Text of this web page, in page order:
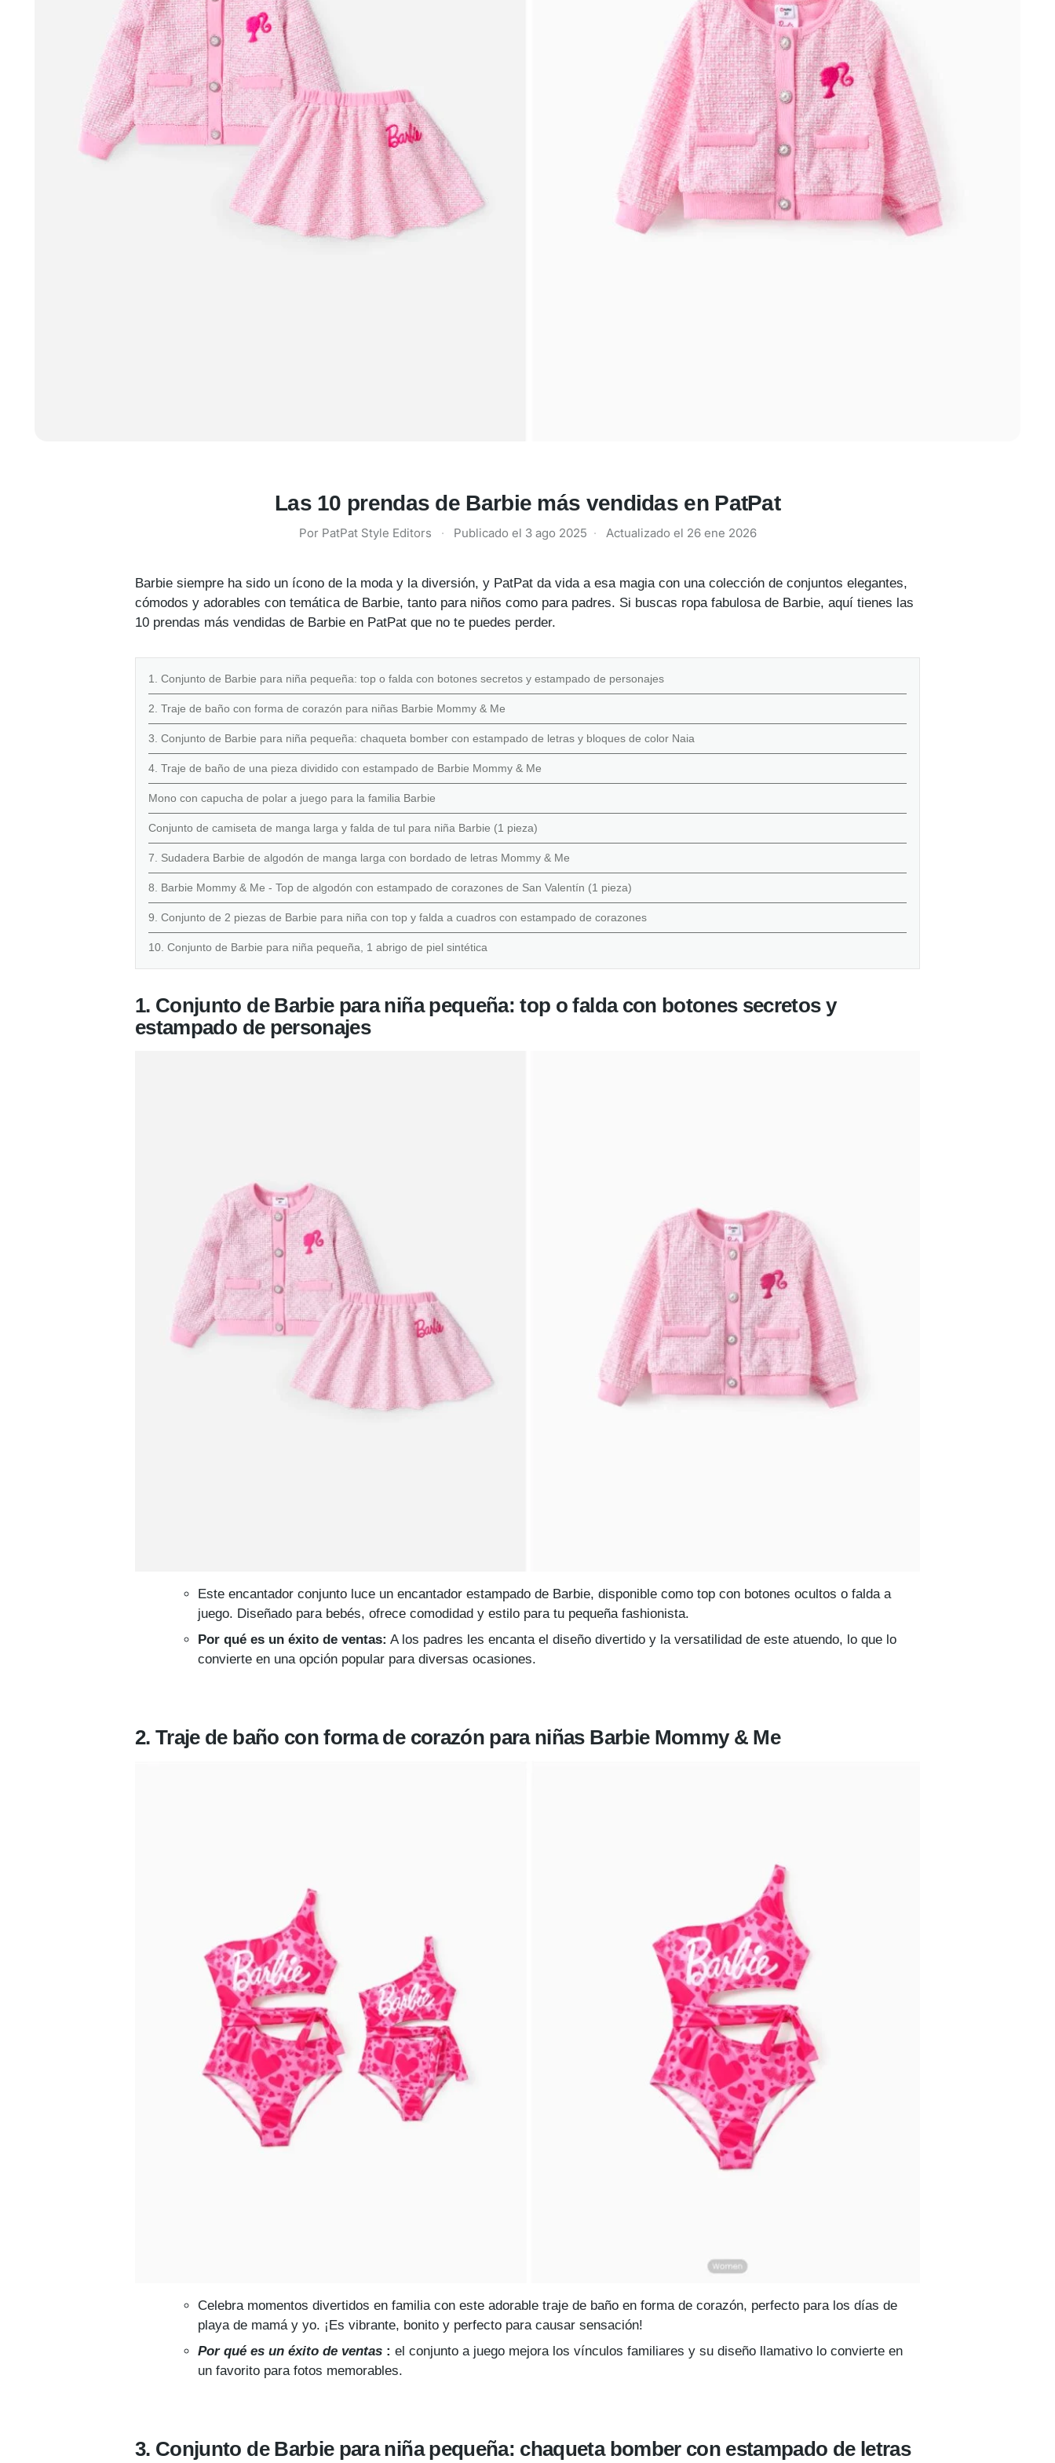
Las 10 prendas de Barbie más vendidas en PatPat
Por PatPat Style Editors · Publicado el 3 ago 2025 · Actualizado el 26 ene 2026
Barbie siempre ha sido un ícono de la moda y la diversión, y PatPat da vida a esa magia con una colección de conjuntos elegantes,
cómodos y adorables con temática de Barbie, tanto para niños como para padres. Si buscas ropa fabulosa de Barbie, aquí tienes las
10 prendas más vendidas de Barbie en PatPat que no te puedes perder.
1. Conjunto de Barbie para niña pequeña: top o falda con botones secretos y estampado de personajes
2. Traje de baño con forma de corazón para niñas Barbie Mommy & Me
3. Conjunto de Barbie para niña pequeña: chaqueta bomber con estampado de letras y bloques de color Naia
4. Traje de baño de una pieza dividido con estampado de Barbie Mommy & Me
Mono con capucha de polar a juego para la familia Barbie
Conjunto de camiseta de manga larga y falda de tul para niña Barbie (1 pieza)
7. Sudadera Barbie de algodón de manga larga con bordado de letras Mommy & Me
8. Barbie Mommy & Me - Top de algodón con estampado de corazones de San Valentín (1 pieza)
9. Conjunto de 2 piezas de Barbie para niña con top y falda a cuadros con estampado de corazones
10. Conjunto de Barbie para niña pequeña, 1 abrigo de piel sintética
1. Conjunto de Barbie para niña pequeña: top o falda con botones secretos y
estampado de personajes
Este encantador conjunto luce un encantador estampado de Barbie, disponible como top con botones ocultos o falda a
juego. Diseñado para bebés, ofrece comodidad y estilo para tu pequeña fashionista.
Por qué es un éxito de ventas: A los padres les encanta el diseño divertido y la versatilidad de este atuendo, lo que lo
convierte en una opción popular para diversas ocasiones.
2. Traje de baño con forma de corazón para niñas Barbie Mommy & Me
Celebra momentos divertidos en familia con este adorable traje de baño en forma de corazón, perfecto para los días de
playa de mamá y yo. ¡Es vibrante, bonito y perfecto para causar sensación!
Por qué es un éxito de ventas : el conjunto a juego mejora los vínculos familiares y su diseño llamativo lo convierte en
un favorito para fotos memorables.
3. Conjunto de Barbie para niña pequeña: chaqueta bomber con estampado de letras